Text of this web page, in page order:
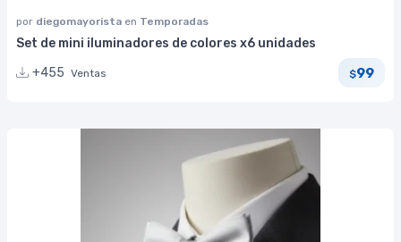
por diegomayorista en Temporadas
Set de mini iluminadores de colores x6 unidades
+455 Ventas $99